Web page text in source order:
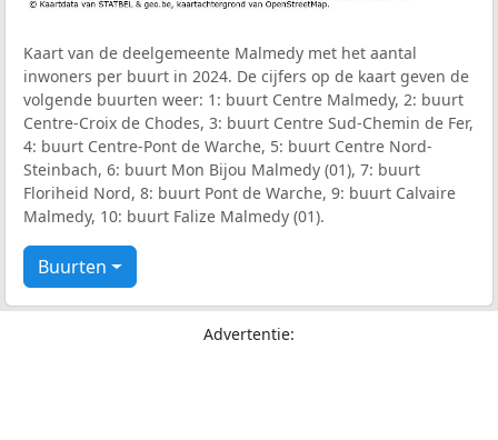
Kaart van de deelgemeente Malmedy met het aantal
inwoners per buurt in 2024. De cijfers op de kaart geven de
volgende buurten weer: 1: buurt Centre Malmedy, 2: buurt
Centre-Croix de Chodes, 3: buurt Centre Sud-Chemin de Fer,
4: buurt Centre-Pont de Warche, 5: buurt Centre Nord-
Steinbach, 6: buurt Mon Bijou Malmedy (01), 7: buurt
Floriheid Nord, 8: buurt Pont de Warche, 9: buurt Calvaire
Malmedy, 10: buurt Falize Malmedy (01).
Buurten
Advertentie: